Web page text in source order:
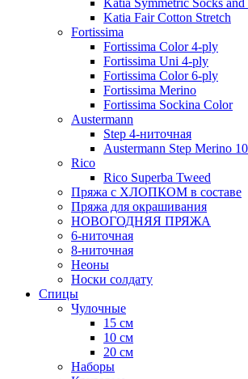
Katia Symmetric Socks
Katia Fair Cotton Stretch
Fortissima
Fortissima Color 4-ply
Fortissima Uni 4-ply
Fortissima Color 6-ply
Fortissima Merino
Fortissima Sockina Color
Austermann
Step 4-ниточная
Austermann Step Merino
Rico
Rico Superba Tweed
Пряжа с ХЛОПКОМ в составе
Пряжа для окрашивания
НОВОГОДНЯЯ ПРЯЖА
6-ниточная
8-ниточная
Неоны
Носки солдату
Спицы
Чулочные
15 см
10 см
20 см
Наборы